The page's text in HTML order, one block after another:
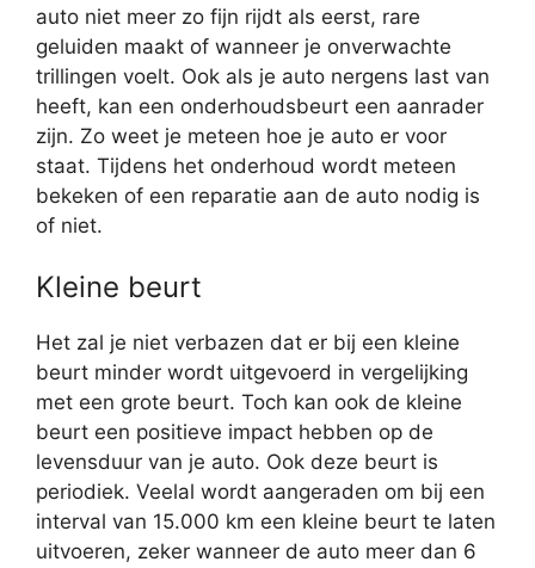
auto niet meer zo fijn rijdt als eerst, rare
geluiden maakt of wanneer je onverwachte
trillingen voelt. Ook als je auto nergens last van
heeft, kan een onderhoudsbeurt een aanrader
zijn. Zo weet je meteen hoe je auto er voor
staat. Tijdens het onderhoud wordt meteen
bekeken of een reparatie aan de auto nodig is
of niet.
Kleine beurt
Het zal je niet verbazen dat er bij een kleine
beurt minder wordt uitgevoerd in vergelijking
met een grote beurt. Toch kan ook de kleine
beurt een positieve impact hebben op de
levensduur van je auto. Ook deze beurt is
periodiek. Veelal wordt aangeraden om bij een
interval van 15.000 km een kleine beurt te laten
uitvoeren, zeker wanneer de auto meer dan 6